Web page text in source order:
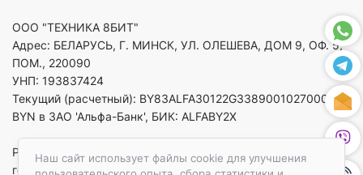
Наш сайт использует файлы cookie для улучшения
ООО "ТЕХНИКА 8БИТ"
Адрес: БЕЛАРУСЬ, Г. МИНСК, УЛ. ОЛЕШЕВА, ДОМ 9, ОФ. 5,
ПОМ., 220090
УНП: 193837424
Текущий (расчетный): BY83ALFA30122G33890010270000 в
BYN в ЗАО 'Альфа-Банк', БИК: ALFABY2X
Регистрация в торговом реестре от 14.08.2025 Минский
горисполком